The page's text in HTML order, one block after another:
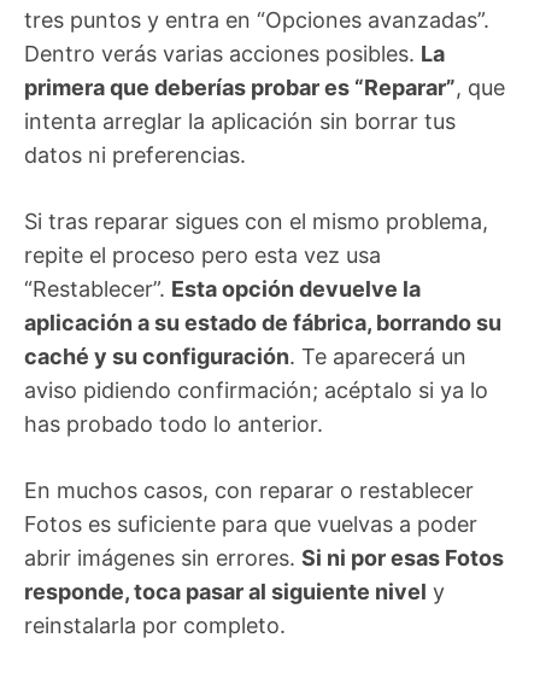
tres puntos y entra en “Opciones avanzadas”.
Dentro verás varias acciones posibles. La
primera que deberías probar es “Reparar”, que
intenta arreglar la aplicación sin borrar tus
datos ni preferencias.
Si tras reparar sigues con el mismo problema,
repite el proceso pero esta vez usa
“Restablecer”. Esta opción devuelve la
aplicación a su estado de fábrica, borrando su
caché y su configuración. Te aparecerá un
aviso pidiendo confirmación; acéptalo si ya lo
has probado todo lo anterior.
En muchos casos, con reparar o restablecer
Fotos es suficiente para que vuelvas a poder
abrir imágenes sin errores. Si ni por esas Fotos
responde, toca pasar al siguiente nivel y
reinstalarla por completo.